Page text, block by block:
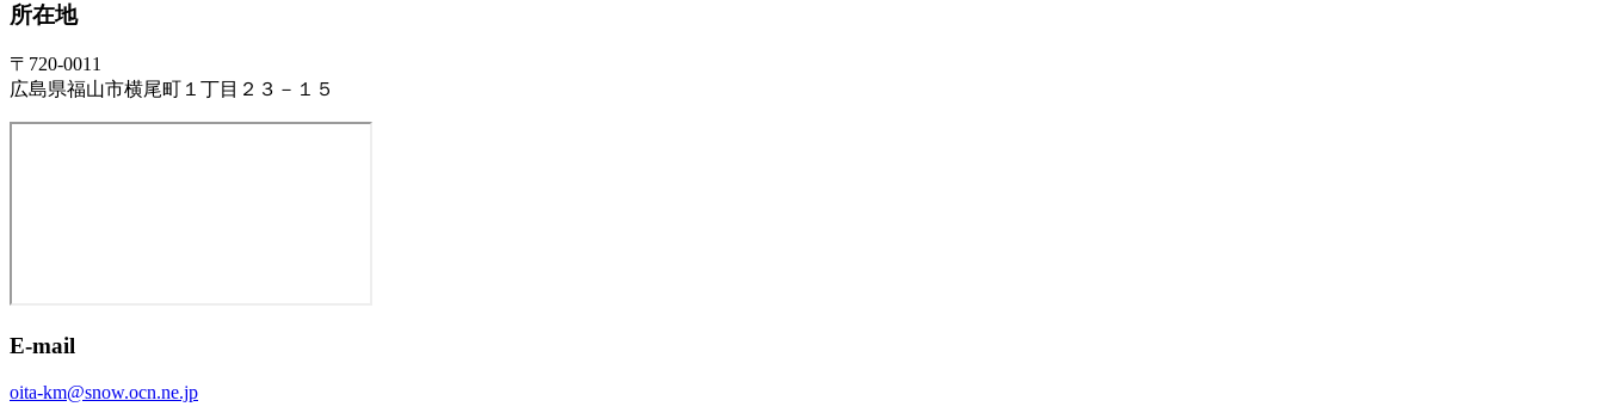
所在地
〒720-0011
広島県福山市横尾町１丁目２３－１５
E-mail
oita-km@snow.ocn.ne.jp